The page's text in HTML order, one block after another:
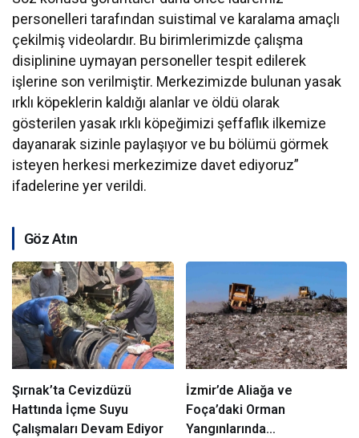
personelleri tarafından suistimal ve karalama amaçlı
çekilmiş videolardır. Bu birimlerimizde çalışma
disiplinine uymayan personeller tespit edilerek
işlerine son verilmiştir. Merkezimizde bulunan yasak
ırklı köpeklerin kaldığı alanlar ve öldü olarak
gösterilen yasak ırklı köpeğimizi şeffaflık ilkemize
dayanarak sizinle paylaşıyor ve bu bölümü görmek
isteyen herkesi merkezimize davet ediyoruz”
ifadelerine yer verildi.
Göz Atın
Şırnak’ta Cevizdüzü
Hattında İçme Suyu
Çalışmaları Devam Ediyor
İzmir’de Aliağa ve
Foça’daki Orman
Yangınlarında